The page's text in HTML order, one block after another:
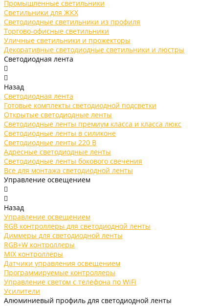
Промышленные светильники
Светильники для ЖКХ
Светодиодные светильники из профиля
Торгово-офисные светильники
Уличные светильники и прожекторы
Декоративные светодиодные светильники и люстры
Светодиодная лента
Назад
Светодиодная лента
Готовые комплекты светодиодной подсветки
Открытые светодиодные ленты
Светодиодные ленты премиум класса и класса люкс
Светодиодные ленты в силиконе
Светодиодные ленты 220 В
Адресные светодиодные ленты
Светодиодные ленты бокового свечения
Все для монтажа светодиодной ленты
Управление освещением
Назад
Управление освещением
RGB контроллеры для светодиодной ленты
Диммеры для светодиодной ленты
RGB+W контроллеры
MIX контроллеры
Датчики управления освещением
Программируемые контроллеры
Управление светом с телефона по WiFi
Усилители
Алюминиевый профиль для светодиодной ленты